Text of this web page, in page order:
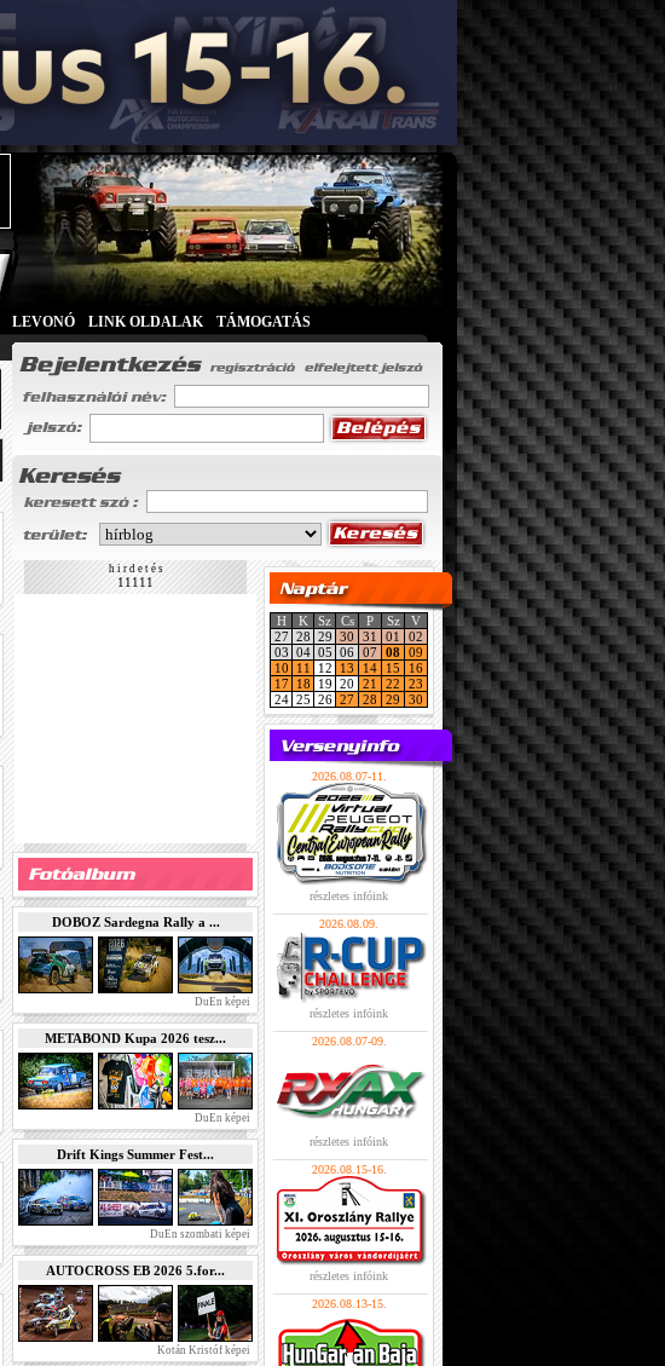
LEVONÓ LINK OLDALAK TÁMOGATÁS
h i r d e t é s
11111
DOBOZ Sardegna Rally a ...
DuEn képei
METABOND Kupa 2026 tesz...
DuEn képei
Drift Kings Summer Fest...
DuEn szombati képei
AUTOCROSS EB 2026 5.for...
Kotán Kristóf képei
H K Sz Cs P Sz
V
27 28 29 30 31 01
02
03 04 05 06 07 08 09
10
11 12 13 14 15
16
17
18 19 20 21 22
23
24 25 26 27 28 29 30
2026.08.07-11.
részletes infóink
2026.08.09.
részletes infóink
2026.08.07-09.
részletes infóink
2026.08.15-16.
részletes infóink
2026.08.13-15.